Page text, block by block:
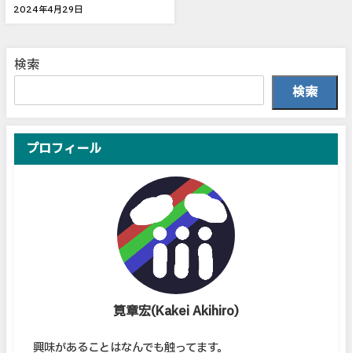
2024年4月29日
検索
検索
プロフィール
筧章宏(Kakei Akihiro)
興味があることはなんでも触ってます。